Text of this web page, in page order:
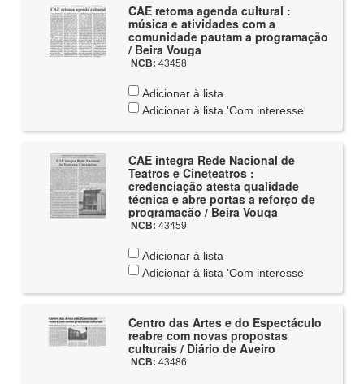
CAE retoma agenda cultural :
música e atividades com a
comunidade pautam a programação
/ Beira Vouga
NCB: 43458
Adicionar à lista
Adicionar à lista 'Com interesse'
CAE integra Rede Nacional de
Teatros e Cineteatros :
credenciação atesta qualidade
técnica e abre portas a reforço de
programação / Beira Vouga
NCB: 43459
Adicionar à lista
Adicionar à lista 'Com interesse'
Centro das Artes e do Espectáculo
reabre com novas propostas
culturais / Diário de Aveiro
NCB: 43486